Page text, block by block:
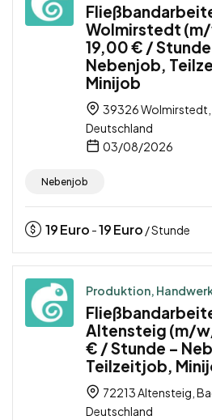
Wolmirstedt
19,00 € / Stunde
Nebenjob,
Minijob
39326 Wolmirstedt,
Deutschland
03/08/2026
Nebenjob
19Euro -19Euro / Stunde
Produktion,
Altensteig (m/
€ / Stunde –
Teilzeitjob,
72213 Altensteig,
Deutschland